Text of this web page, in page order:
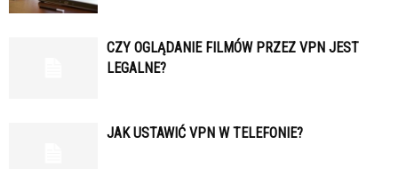
CZY OGLĄDANIE FILMÓW PRZEZ VPN JEST
LEGALNE?
JAK USTAWIĆ VPN W TELEFONIE?